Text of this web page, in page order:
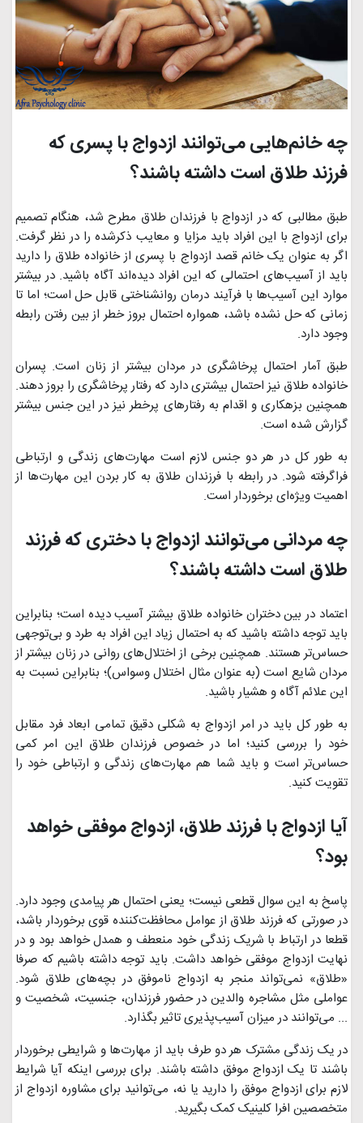
چه خانم‌هایی می‌توانند ازدواج با پسری که
فرزند طلاق است داشته باشند؟
طبق مطالبی كه در ازدواج با فرزندان طلاق مطرح شد، هنگام تصميم
برای ازدواج با اين افراد بايد مزايا و معايب ذكرشده را در نظر گرفت.
اگر به عنوان یک خانم قصد ازدواج با پسری از خانواده طلاق را دارید
باید از آسیب‌های احتمالی که این افراد ديده‌اند آگاه باشيد. در بيشتر
موارد اين آسيب‌ها با فرآيند درمان روانشناختی قابل حل است؛ اما تا
زمانی كه حل نشده باشد، همواره احتمال بروز خطر از بين رفتن رابطه
وجود دارد.
طبق آمار احتمال پرخاشگری در مردان بیشتر از زنان است. پسران
خانواده طلاق نیز احتمال بیشتری دارد که رفتار پرخاشگری را بروز دهند.
همچنین بزهکاری و اقدام به رفتارهای پرخطر نیز در این جنس بیشتر
گزارش شده است.
به طور کل در هر دو جنس لازم است مهارت‌های زندگی و ارتباطی
فراگرفته شود. در رابطه با فرزندان طلاق به کار بردن این مهارت‌ها از
اهميت ويژه‌ای برخوردار است.
چه مردانی می‌توانند ازدواج با دختری که فرزند
طلاق است داشته باشند؟
اعتماد در بین دختران خانواده طلاق بیشتر آسیب دیده است؛ بنابراین
باید توجه داشته ‌باشید که به احتمال زیاد این افراد به طرد و بی‌توجهی
حساس‌تر هستند. همچنین برخی از اختلال‌های روانی در زنان بیشتر از
مردان شایع است (به عنوان مثال اختلال وسواس)؛ بنابراین نسبت به
این علائم آگاه و هشیار باشید.
به طور کل باید در امر ازدواج به شکلی دقیق تمامی ابعاد فرد مقابل
خود را بررسی کنید؛ اما در خصوص فرزندان طلاق این امر کمی
حساس‌تر است و باید شما هم مهارت‌های زندگی و ارتباطی خود را
تقویت کنید.
آیا ازدواج با فرزند طلاق، ازدواج موفقی خواهد
بود؟
پاسخ به این سوال قطعی نیست؛ یعنی احتمال هر پیامدی وجود دارد.
در صورتی که فرزند طلاق از عوامل محافظت‌کننده قوی برخوردار باشد،
قطعا در ارتباط با شریک زندگی خود منعطف و همدل خواهد بود و در
نهایت ازدواج موفقی خواهد داشت. باید توجه داشته باشیم که صرفا
«طلاق» نمی‌تواند منجر به ازدواج ناموفق در بچه‌های طلاق شود.
عواملی مثل مشاجره والدین در حضور فرزندان، جنسیت، شخصیت و
... می‌توانند در میزان آسیب‌پذیری تاثیر بگذارد.
در یک زندگی مشترک هر دو طرف باید از مهارت‌ها و شرایطی برخوردار
باشند تا یک ازدواج موفق داشته باشند. برای بررسی اینکه آیا شرایط
لازم برای ازدواج موفق را دارید یا نه، می‌توانید برای مشاوره ازدواج از
متخصصین افرا کلینیک کمک بگیرید.